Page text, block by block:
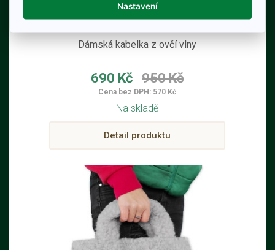
Kabelka dámská ARIANA 1
Dámská kabelka z ovčí vlny
690 Kč 950 Kč
Cena bez DPH: 570 Kč
Na skladě
Detail produktu
Nastavení